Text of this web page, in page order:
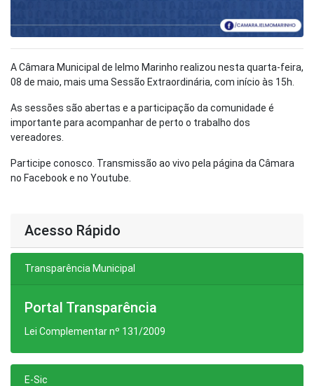
A Câmara Municipal de Ielmo Marinho realizou nesta quarta-feira,
08 de maio, mais uma Sessão Extraordinária, com início às 15h.
As sessões são abertas e a participação da comunidade é
importante para acompanhar de perto o trabalho dos
vereadores.
Participe conosco. Transmissão ao vivo pela página da Câmara
no Facebook e no Youtube.
Acesso Rápido
Transparência Municipal
Portal Transparência
Lei Complementar nº 131/2009
E-Sic